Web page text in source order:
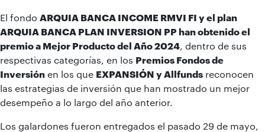
El fondo ARQUIA BANCA INCOME RMVI FI y el plan
ARQUIA BANCA PLAN INVERSION PP han obtenido el
premio a Mejor Producto del Año 2024 , dentro de sus
respectivas categorías, en los Premios Fondos de
Inversión en los que EXPANSIÓN y Allfunds reconocen
las estrategias de inversión que han mostrado un mejor
desempeño a lo largo del año anterior.
Los galardones fueron entregados el pasado 29 de mayo,